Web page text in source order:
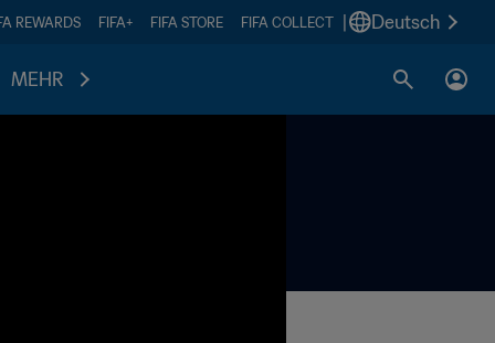
REWARDS FIFA+ FIFA STORE FIFA COLLECT Deutsch
MEHR